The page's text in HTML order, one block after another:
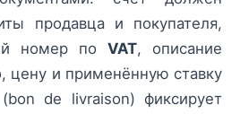
продавца и покупателя,
номер по VAT, описание
цену и применённую ставку
de livraison) фиксирует